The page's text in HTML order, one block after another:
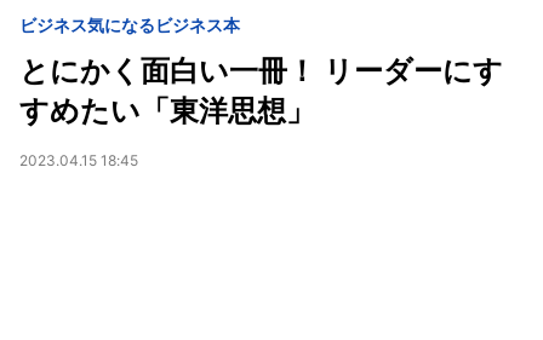
ビジネス気になるビジネス本
とにかく面白い一冊！ リーダーにす
すめたい「東洋思想」
2023.04.15 18:45